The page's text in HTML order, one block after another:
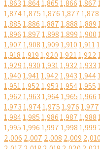
1,8631,8641,8651,8661,867
1,8741,8751,8761,8771,878
1,8851,8861,8871,8881,889
1,8961,8971,8981,8991,900
1,9071,9081,9091,9101,911
1,9181,9191,9201,9211,922
1,9291,9301,9311,9321,933
1,9401,9411,9421,9431,944
1,9511,9521,9531,9541,955
1,9621,9631,9641,9651,966
1,9731,9741,9751,9761,977
1,9841,9851,9861,9871,988
1,9951,9961,9971,9981,999
2,006 2,007 2,008 2,009 2,010